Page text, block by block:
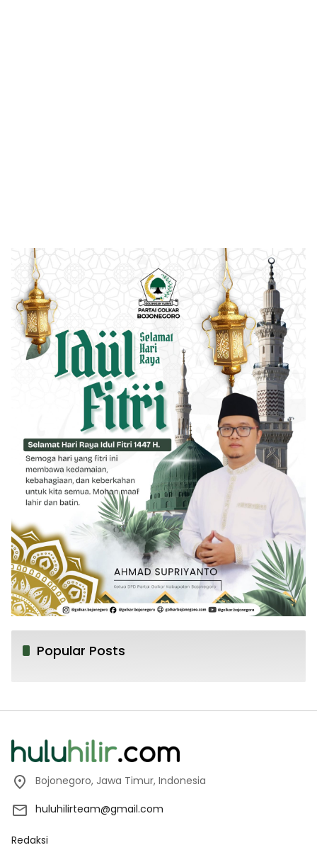
Popular Posts
Bojonegoro, Jawa Timur, Indonesia
huluhilirteam@gmail.com
Redaksi